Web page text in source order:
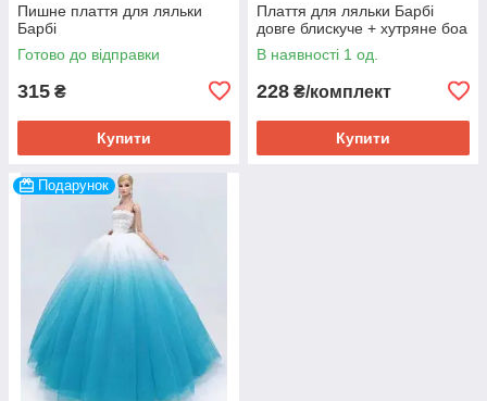
Пишне плаття для ляльки
Барбі
Готово до відправки
315 ₴
Купити
Плаття для ляльки Барбі
довге блискуче + хутряне боа
В наявності 1 од.
228 ₴/комплект
Купити
Подарунок